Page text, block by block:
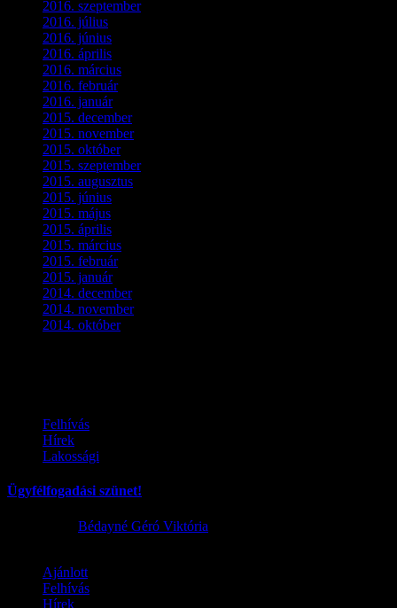
2016. szeptember(5)
2016. július
2016. június
2016. április
2016. március
2016. február(3)
2016. január(2)
2015. december(1)
2015. november(4)
2015. október(4)
2015. szeptember(5)
2015. augusztus
2015. június
2015. május
2015. április
2015. március
2015. február(2)
2015. január(5)
2014. december(4)
2014. november(1)
2014. október(2)
Felhívás
Hírek
Lakossági
Ügyfélfogadási szünet!
Bédayné Géró Viktória
Ajánlott
Felhívás
Hírek